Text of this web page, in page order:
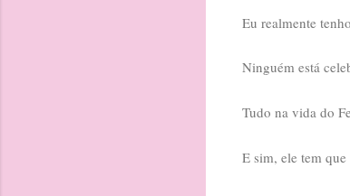
Eu realmente
Ninguém está
Tudo na vida do
E sim, ele tem